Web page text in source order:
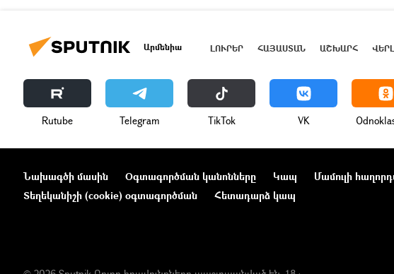
Արմենիա ԼՈՒՐԵՐ ՀԱՅԱՍՏԱՆ ԱՇԽԱՐՀ
Rutube Telegram ТikТоk VK
Նախագծի մասին Օգտագործման կանոնները Կապ Մամուլի
Տեղեկանիշի (cookie) օգտագործման
Հետադարձ կապ